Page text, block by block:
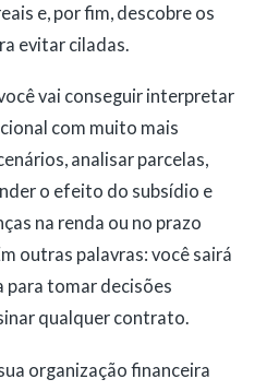
e, por fim, descobre os
evitar ciladas.
vai conseguir interpretar
com muito mais
analisar parcelas,
o efeito do subsídio e
na renda ou no prazo
outras palavras: você sairá
para tomar decisões
qualquer contrato.
organização financeira